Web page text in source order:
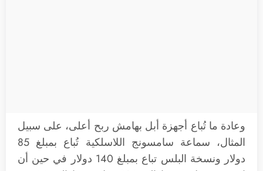
وعادة ما تُباع أجهزة أبل بهامش ربح أعلى، على سبيل
المثال، سماعة سامسونج اللاسلكية تُباع بمبلغ 85
دولار ونسخة البلس تباع بمبلغ 140 دولار في حين أن